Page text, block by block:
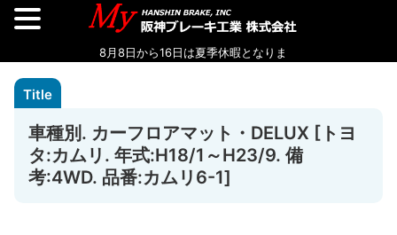
車種別. カーフロアマット・DELUX [トヨ
タ:カムリ. 年式:H18/1～H23/9. 備
考:4WD. 品番:カムリ6-1]